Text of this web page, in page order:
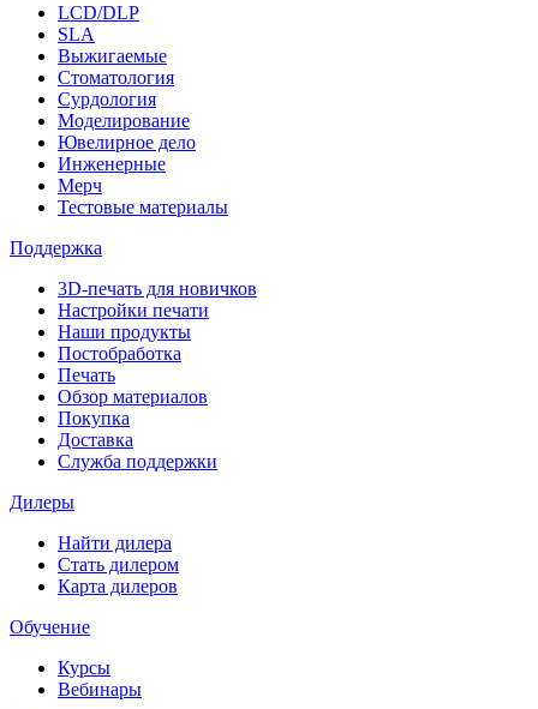
LCD/DLP
SLA
Выжигаемые
Стоматология
Сурдология
Моделирование
Ювелирное дело
Инженерные
Мерч
Тестовые материалы
Поддержка
3D-печать для новичков
Настройки печати
Наши продукты
Постобработка
Печать
Обзор материалов
Покупка
Доставка
Служба поддержки
Дилеры
Найти дилера
Cтать дилером
Карта дилеров
Обучение
Курсы
Вебинары